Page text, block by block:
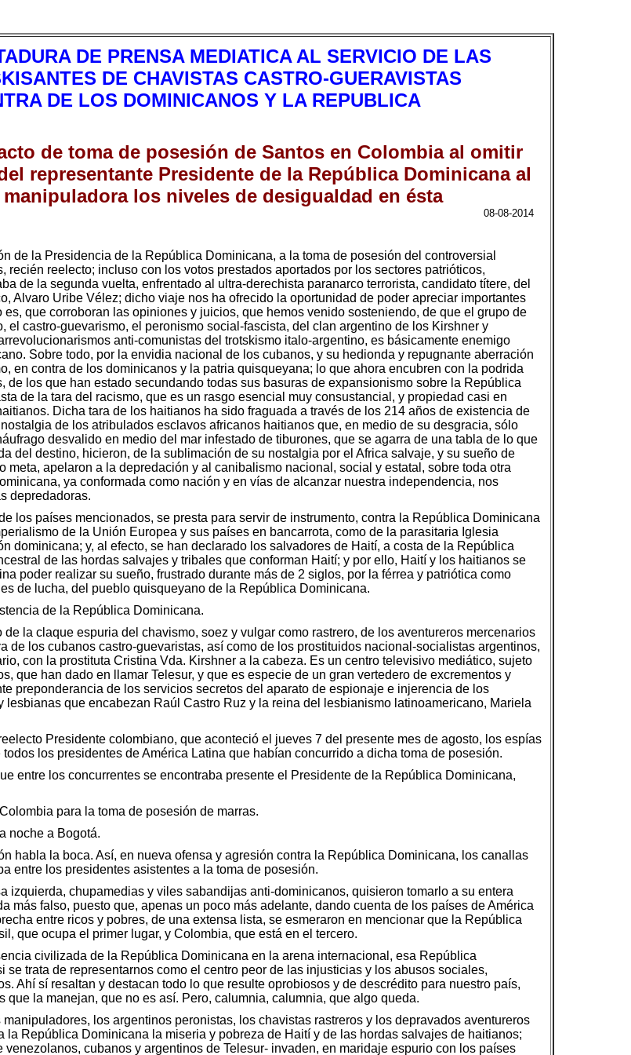
DE PRENSA MEDIATICA AL SERVICIO DE LAS
DE CHAVISTAS CASTRO-GUERAVISTAS
DE LOS DOMINICANOS Y LA REPUBLICA
de toma de posesión de Santos en Colombia al omitir
representante Presidente de la República Dominicana al
los niveles de desigualdad en ésta
08-08-2014
de la Presidencia de la República Dominicana, a la toma de posesión del controversial
reelecto; incluso con los votos prestados aportados por los sectores patrióticos,
de la segunda vuelta, enfrentado al ultra-derechista paranarco terrorista, candidato títere, del
Alvaro Uribe Vélez; dicho viaje nos ha ofrecido la oportunidad de poder apreciar importantes
que corroboran las opiniones y juicios, que hemos venido sosteniendo, de que el grupo de
el castro-guevarismo, el peronismo social-fascista, del clan argentino de los Kirshner y
anti-comunistas del trotskismo italo-argentino, es básicamente enemigo
Sobre todo, por la envidia nacional de los cubanos, y su hedionda y repugnante aberración
en contra de los dominicanos y la patria quisqueyana; lo que ahora encubren con la podrida
los que han estado secundando todas sus basuras de expansionismo sobre la República
de la tara del racismo, que es un rasgo esencial muy consustancial, y propiedad casi en
Dicha tara de los haitianos ha sido fraguada a través de los 214 años de existencia de
de los atribulados esclavos africanos haitianos que, en medio de su desgracia, sólo
desvalido en medio del mar infestado de tiburones, que se agarra de una tabla de lo que
del destino, hicieron, de la sublimación de su nostalgia por el Africa salvaje, y su sueño de
meta, apelaron a la depredación y al canibalismo nacional, social y estatal, sobre toda otra
ya conformada como nación y en vías de alcanzar nuestra independencia, nos
depredadoras.
los países mencionados, se presta para servir de instrumento, contra la República Dominicana
de la Unión Europea y sus países en bancarrota, como de la parasitaria Iglesia
dominicana; y, al efecto, se han declarado los salvadores de Haití, a costa de la República
de las hordas salvajes y tribales que conforman Haití; y por ello, Haití y los haitianos se
poder realizar su sueño, frustrado durante más de 2 siglos, por la férrea y patriótica como
de lucha, del pueblo quisqueyano de la República Dominicana.
de la República Dominicana.
la claque espuria del chavismo, soez y vulgar como rastrero, de los aventureros mercenarios
de los cubanos castro-guevaristas, así como de los prostituidos nacional-socialistas argentinos,
con la prostituta Cristina Vda. Kirshner a la cabeza. Es un centro televisivo mediático, sujeto
que han dado en llamar Telesur, y que es especie de un gran vertedero de excrementos y
preponderancia de los servicios secretos del aparato de espionaje e injerencia de los
que encabezan Raúl Castro Ruz y la reina del lesbianismo latinoamericano, Mariela
Presidente colombiano, que aconteció el jueves 7 del presente mes de agosto, los espías
los presidentes de América Latina que habían concurrido a dicha toma de posesión.
entre los concurrentes se encontraba presente el Presidente de la República Dominicana,
para la toma de posesión de marras.
noche a Bogotá.
habla la boca. Así, en nueva ofensa y agresión contra la República Dominicana, los canallas
entre los presidentes asistentes a la toma de posesión.
izquierda, chupamedias y viles sabandijas anti-dominicanos, quisieron tomarlo a su entera
más falso, puesto que, apenas un poco más adelante, dando cuenta de los países de América
entre ricos y pobres, de una extensa lista, se esmeraron en mencionar que la República
que ocupa el primer lugar, y Colombia, que está en el tercero.
civilizada de la República Dominicana en la arena internacional, esa República
trata de representarnos como el centro peor de las injusticias y los abusos sociales,
Ahí sí resaltan y destacan todo lo que resulte oprobiosos y de descrédito para nuestro país,
la manejan, que no es así. Pero, calumnia, calumnia, que algo queda.
los argentinos peronistas, los chavistas rastreros y los depravados aventureros
la República Dominicana la miseria y pobreza de Haití y de las hordas salvajes de haitianos;
cubanos y argentinos de Telesur- invaden, en maridaje espurio con los países